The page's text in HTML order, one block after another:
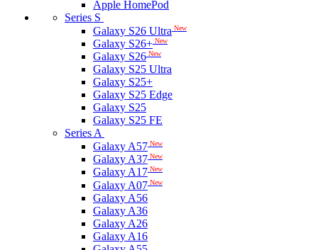
Apple HomePod
Series S
Galaxy S26 Ultra New
Galaxy S26+ New
Galaxy S26 New
Galaxy S25 Ultra
Galaxy S25+
Galaxy S25 Edge
Galaxy S25
Galaxy S25 FE
Series A
Galaxy A57 New
Galaxy A37 New
Galaxy A17 New
Galaxy A07 New
Galaxy A56
Galaxy A36
Galaxy A26
Galaxy A16